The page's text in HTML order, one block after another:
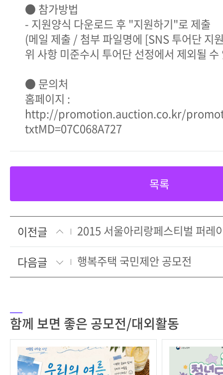
● 참가방법
- 지원양식 다운로드 후 "지원하기"로 제출
(메일 제출 / 첨부 파일명에 [SNS 투어단 지
위 사항 미준수시 투어단 선정에서 제외될
● 문의처
홈페이지 :
http://promotion.auction.co.kr/
txtMD=07C068A727
목록
이전글
다음글
행복주택 국민제안 공모전
함께 보면 좋은 공모전/대외활동